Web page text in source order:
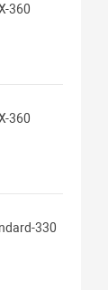
360
360
330